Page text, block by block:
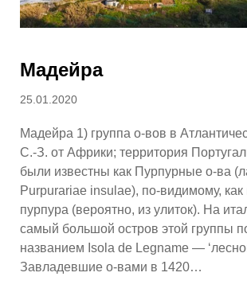
Мадейра
Posted
25.01.2020
Мадейра 1) группа о-вов в
С.-З. от Африки; территория
были известны как Пурпурные о-ва
Purpurariae insulae), по-видимому,
пурпура (вероятно, из улиток). На
самый большой остров этой группы
названием Isola de Legname —
Завладевшие о-вами в 1420…